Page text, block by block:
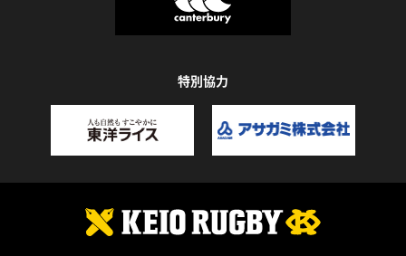
特別協力